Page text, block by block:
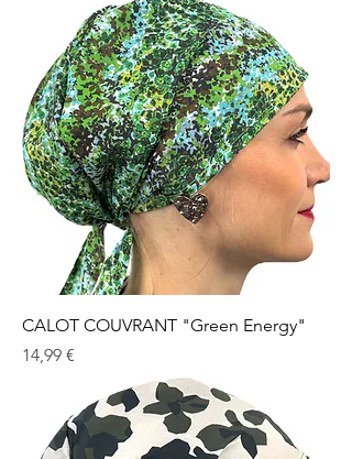
CALOT COUVRANT "Green Energy"
Prix
14,99 €